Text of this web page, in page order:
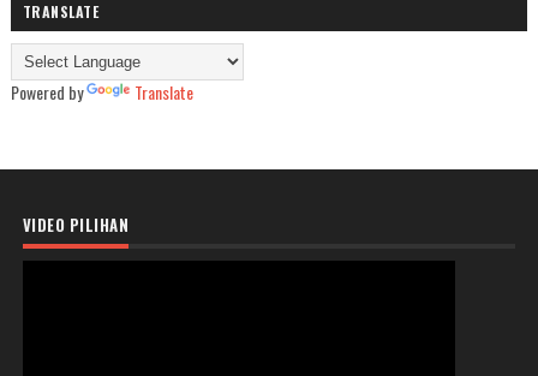
TRANSLATE
Powered by Translate
VIDEO PILIHAN